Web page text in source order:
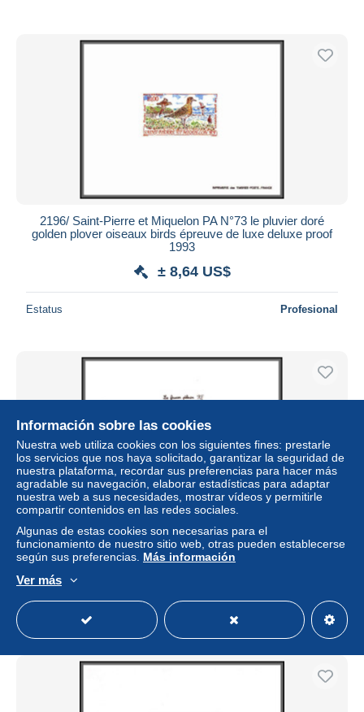
2196/ Saint-Pierre et Miquelon PA N°73 le pluvier doré
golden plover oiseaux birds épreuve de luxe deluxe proof
1993
± 8,64 US$
Estatus Profesional
2194/ Saint-Pierre et Miquelon PA N°76 faucon pélerin
falcon oiseaux (birds) proof bloc gommé ** mnh 1996
Profesional
Información sobre las cookies
Nuestra web utiliza cookies con los siguientes fines: prestarle
los servicios que nos haya solicitado, garantizar la seguridad de
nuestra plataforma, recordar sus preferencias para hacer más
agradable su navegación, elaborar estadísticas para adaptar
nuestra web a sus necesidades, mostrar vídeos y permitirle
compartir contenidos en las redes sociales.
Algunas de estas cookies son necesarias para el
funcionamiento de nuestro sitio web, otras pueden establecerse
según sus preferencias. Más información
Ver más